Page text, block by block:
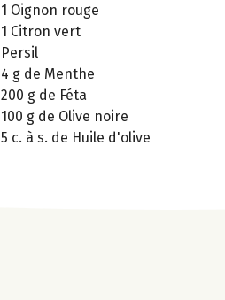
1 Oignon rouge
1 Citron vert
Persil
4 g de Menthe
200 g de Féta
100 g de Olive noire
5 c. à s. de Huile d'olive